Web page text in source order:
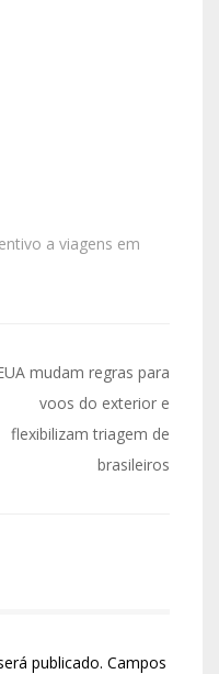
a viagens em
mudam regras para
voos do exterior e
flexibilizam triagem de
brasileiros
publicado. Campos